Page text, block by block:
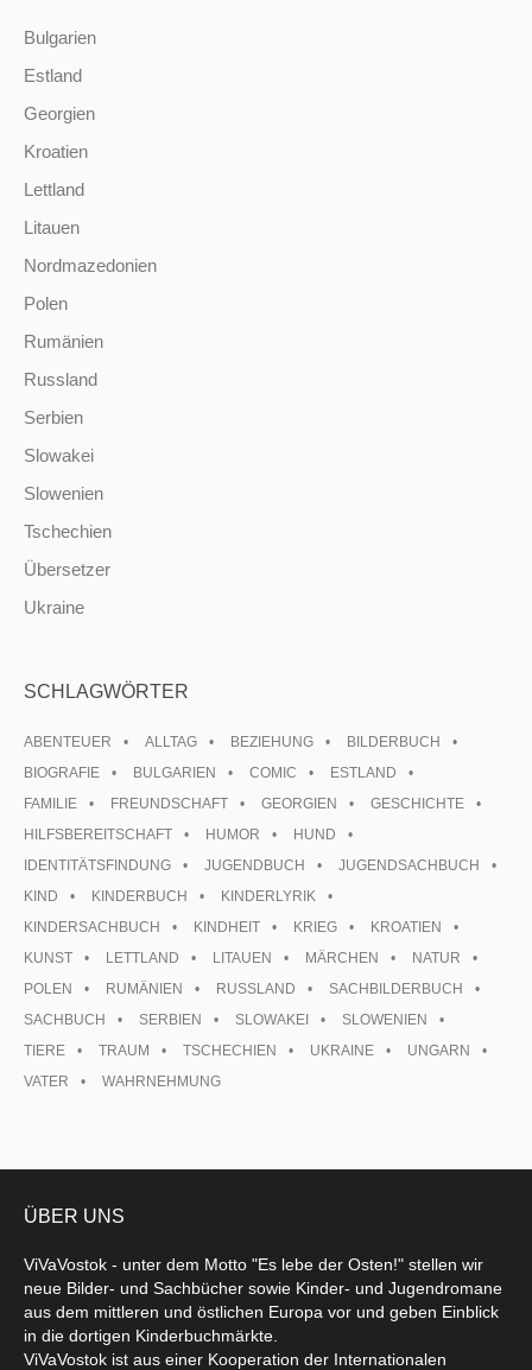
Bulgarien
Estland
Georgien
Kroatien
Lettland
Litauen
Nordmazedonien
Polen
Rumänien
Russland
Serbien
Slowakei
Slowenien
Tschechien
Übersetzer
Ukraine
SCHLAGWÖRTER
ABENTEUER ALLTAG BEZIEHUNG
BILDERBUCH
BIOGRAFIE
BULGARIEN COMIC
ESTLAND
FAMILIE
FREUNDSCHAFT GEORGIEN
GESCHICHTE
HILFSBEREITSCHAFT
HUMOR
HUND
IDENTITÄTSFINDUNG
JUGENDBUCH
JUGENDSACHBUCH
KIND
KINDERBUCH
KINDERLYRIK
KINDERSACHBUCH
KINDHEIT KRIEG
KROATIEN
KUNST
LETTLAND LITAUEN MÄRCHEN
NATUR
POLEN
RUMÄNIEN RUSSLAND
SACHBILDERBUCH
SACHBUCH
SERBIEN SLOWAKEI
SLOWENIEN
TIERE
TRAUM TSCHECHIEN UKRAINE
UNGARN
VATER
WAHRNEHMUNG
ÜBER UNS
ViVaVostok - unter dem Motto "Es lebe der Osten!" stellen wir
neue Bilder- und Sachbücher sowie Kinder- und Jugendromane
aus dem mittleren und östlichen Europa vor und geben Einblick
in die dortigen Kinderbuchmärkte.
ViVaVostok ist aus einer Kooperation der Internationalen